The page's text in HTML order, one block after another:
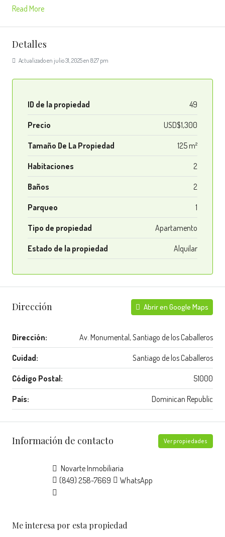
Read More
Detalles
Actualizado en julio 31, 2025 en 8:27 pm
ID de la propiedad 49
Precio USD$1,300
Tamaño De La Propiedad 125 m²
Habitaciones 2
Baños 2
Parqueo 1
Tipo de propiedad Apartamento
Estado de la propiedad Alquilar
Dirección Abrir en Google Maps
Dirección: Av. Monumental, Santiago de los Caballeros
Cuidad: Santiago de los Caballeros
Código Postal: 51000
País: Dominican Republic
Información de contacto Ver propiedades
Novarte Inmobiliaria
(849) 258-7669
WhatsApp
Me interesa por esta propiedad